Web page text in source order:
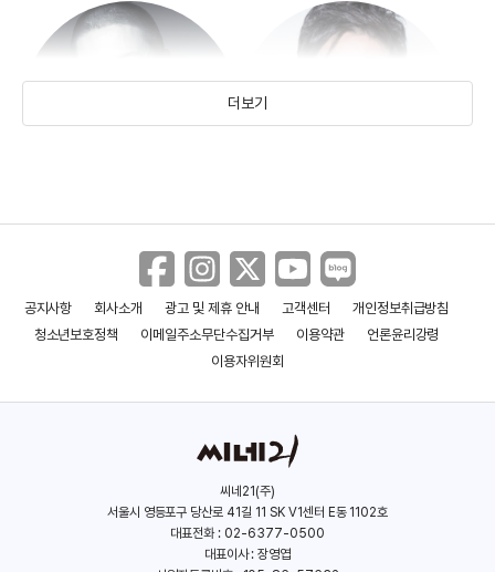
암살
(2015)
도둑들
(2012)
진선규
(1977)
유해진
(1970)
더보기
공지사항 회사소개 광고 및 제휴 안내 고객센터
개인정보취급방침
청소년보호정책
이메일주소무단수집거부 이용약관
언론윤리강령
이용자위원회
씨네21(주)
서울시 영등포구 당산로 41길 11 SK V1센터 E동 1102호
대표전화 : 02-6377-0500
대표이사 : 장영엽